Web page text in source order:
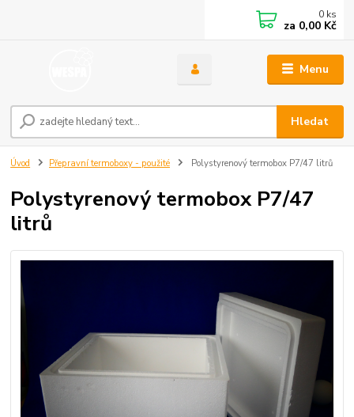
Menu
Hledat
0 ks
za 0,00 Kč
Úvod Přepravní termoboxy - použité Polystyrenový termobox P7/47 litrů
Polystyrenový termobox P7/47
litrů